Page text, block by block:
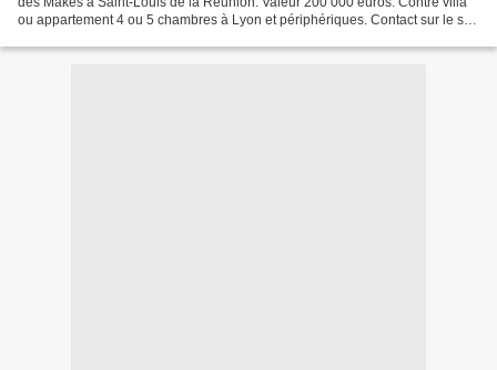
ou appartement 4 ou 5 chambres à Lyon et périphériques. Contact sur le site